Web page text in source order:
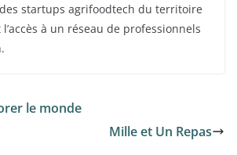
startups agrifoodtech du territoire
à un réseau de professionnels
le monde
Mille et Un Repas